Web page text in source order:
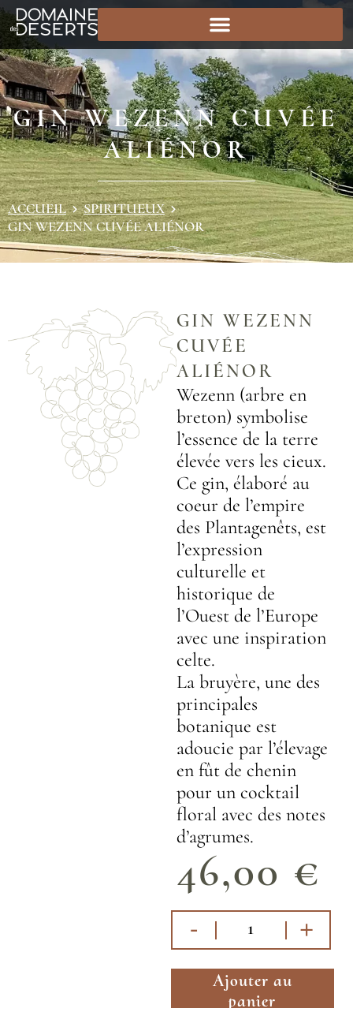
GIN WEZENN CUVÉE
ALIÉNOR
ACCUEIL
SPIRITUEUX
GIN WEZENN CUVÉE ALIÉNOR
GIN WEZENN
CUVÉE
ALIÉNOR
Wezenn (arbre en
breton) symbolise
l’essence de la terre
élevée vers les cieux.
Ce gin, élaboré au
coeur de l’empire
des Plantagenêts, est
l’expression
culturelle et
historique de
l’Ouest de l’Europe
avec une inspiration
celte.
La bruyère, une des
principales
botanique est
adoucie par l’élevage
en fût de chenin
pour un cocktail
floral avec des notes
d’agrumes.
46,00 €
- +
Ajouter au
panier
Panneau de gestion des cookies